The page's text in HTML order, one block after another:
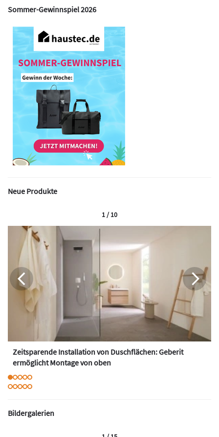
Sommer-Gewinnspiel 2026
Neue Produkte
Zeitsparende Installation von Duschflächen: Geberit
ermöglicht Montage von oben
1 / 10
Bildergalerien